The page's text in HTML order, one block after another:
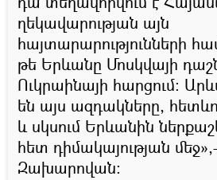
ղեկավարության այն
հայտարարությունների
թե Երևանը Մոսկվայի
Ուկրաինայի հարցում։
են այս ազդակները,
և սկսում Երևանին
հետ դիմակայության
Զախարովան։